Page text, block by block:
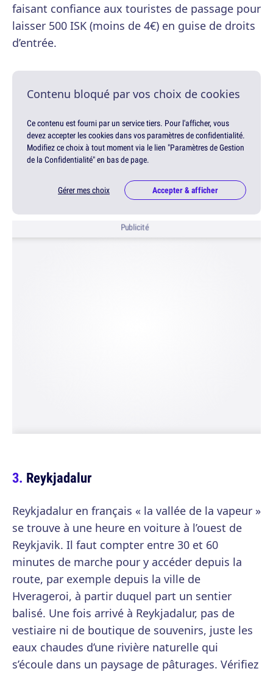
faisant confiance aux touristes de passage pour
laisser 500 ISK (moins de 4€) en guise de droits
d’entrée.
Contenu bloqué par vos choix de cookies
Ce contenu est fourni par un service tiers. Pour l'afficher, vous
devez accepter les cookies dans vos paramètres de confidentialité.
Modifiez ce choix à tout moment via le lien "Paramètres de Gestion
de la Confidentialité" en bas de page.
Gérer mes choix Accepter & afficher
Publicité
Reykjadalur
Reykjadalur en français « la vallée de la vapeur »
se trouve à une heure en voiture à l’ouest de
Reykjavik. Il faut compter entre 30 et 60
minutes de marche pour y accéder depuis la
route, par exemple depuis la ville de
Hverageroi, à partir duquel part un sentier
balisé. Une fois arrivé à Reykjadalur, pas de
vestiaire ni de boutique de souvenirs, juste les
eaux chaudes d’une rivière naturelle qui
s’écoule dans un paysage de pâturages. Vérifiez